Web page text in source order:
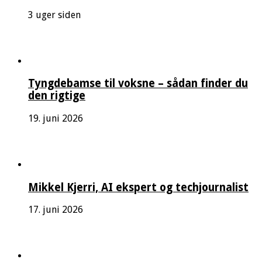
3 uger siden
Tyngdebamse til voksne – sådan finder du
den rigtige
19. juni 2026
Mikkel Kjerri, AI ekspert og techjournalist
17. juni 2026